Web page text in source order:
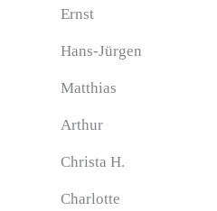
Ernst
Hans-Jürgen
Matthias
Arthur
Christa H.
Charlotte